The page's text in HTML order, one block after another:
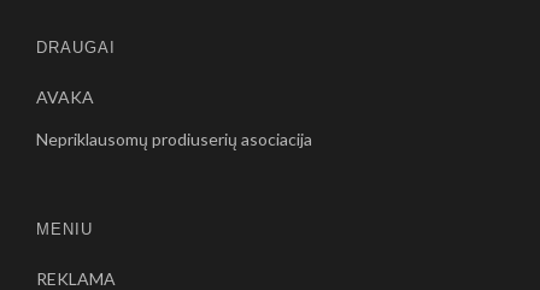
DRAUGAI
AVAKA
Nepriklausomų prodiuserių asociacija
MENIU
REKLAMA